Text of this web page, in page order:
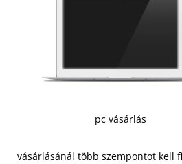
pc vásárlás
vásárlásánál több szempontot kell